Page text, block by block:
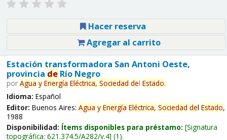
Hacer reserva
Agregar al carrito
Estación transformadora San Antoni Oeste,
provincia deRío Negro
por Agua y Energía Eléctrica, Sociedad del Estado.
Idioma: Español
Editor: Buenos Aires: Agua y Energía Eléctrica, Sociedad del Estado,
1988
Disponibilidad: Ítems disponibles para préstamo: Signatura
topográfica: 621.374.5/A282/v.4 (1).